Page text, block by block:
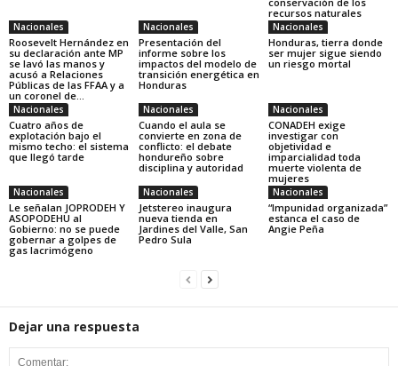
recursos naturales
Nacionales
Roosevelt Hernández en
su declaración ante MP
se lavó las manos y
acusó a Relaciones
Públicas de las FFAA y a
un coronel de...
Nacionales
Presentación del
informe sobre los
impactos del modelo de
transición energética en
Honduras
Nacionales
Honduras, tierra donde
ser mujer sigue siendo
un riesgo mortal
Nacionales
Cuatro años de
explotación bajo el
mismo techo: el sistema
que llegó tarde
Nacionales
Cuando el aula se
convierte en zona de
conflicto: el debate
hondureño sobre
disciplina y autoridad
Nacionales
CONADEH exige
investigar con
objetividad e
imparcialidad toda
muerte violenta de
mujeres
Nacionales
Le señalan JOPRODEH Y
ASOPODEHU al
Gobierno: no se puede
gobernar a golpes de
gas lacrimógeno
Nacionales
Jetstereo inaugura
nueva tienda en
Jardines del Valle, San
Pedro Sula
Nacionales
“Impunidad organizada”
estanca el caso de
Angie Peña
Dejar una respuesta